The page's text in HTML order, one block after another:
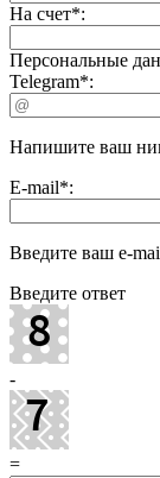
На счет*:
Персональные
Telegram*:
Напишите ваш
E-mail*:
Введите ваш e-
Введите ответ
-
=